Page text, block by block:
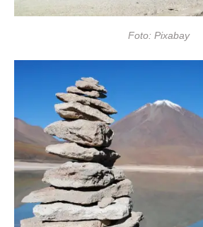
Foto: Pixabay